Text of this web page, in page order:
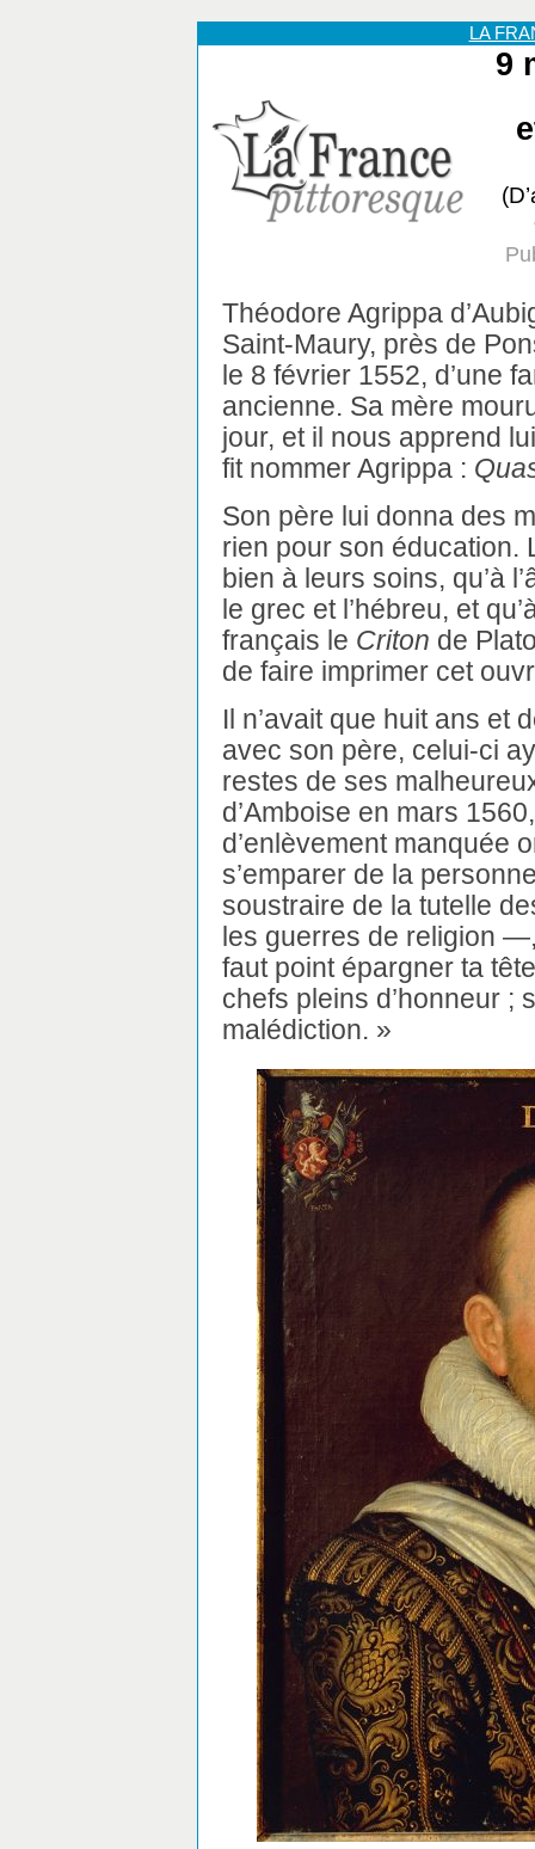
LA
9
Théodore Agrippa
Saint-Maury, près de
le 8 février 1552, d’une
ancienne. Sa mère
jour, et il nous apprend
fit nommer Agrippa :
Son père lui donna des
rien pour son éducation.
bien à leurs soins, qu’à
le grec et l’hébreu, et
français le Criton de
de faire imprimer cet
Il n’avait que huit ans et
avec son père, celui-ci
restes de ses
d’Amboise en mars
d’enlèvement manquée
s’emparer de la
soustraire de la tutelle
les guerres de religion
faut point épargner ta
chefs pleins d’honneur ;
malédiction. »